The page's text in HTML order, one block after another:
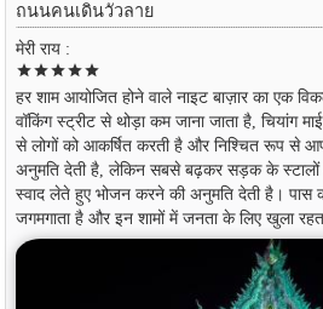
ถนนคนเดินวัวลาย
मेरी राय :
starstarstarstarstar
हर शाम आयोजित होने वाले नाइट बाज़ार का एक
वॉकिंग स्ट्रीट से थोड़ा कम जाना जाता है, चियांग
से लोगों को आकर्षित करती है और निश्चित रूप से
अनुमति देती है, लेकिन सबसे बढ़कर सड़क के स्टालों
स्वाद लेते हुए भोजन करने की अनुमति देती है। पास
जगमगाता है और इन शामों में जनता के लिए खुला